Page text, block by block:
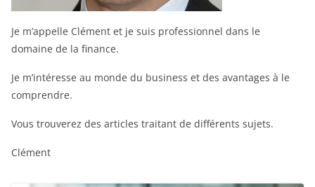
Je m’appelle Clément et je suis professionnel dans le
domaine de la finance.
Je m’intéresse au monde du business et des avantages à le
comprendre.
Vous trouverez des articles traitant de différents sujets.
Clément